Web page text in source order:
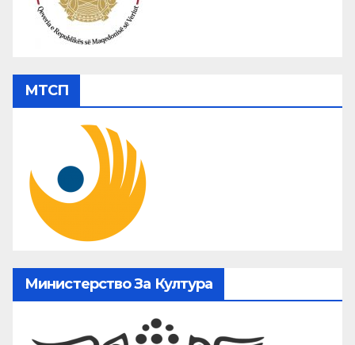
МТСП
Министерство За Култура